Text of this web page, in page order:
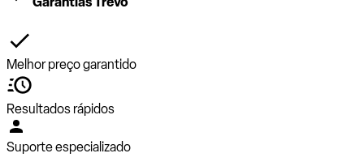
Melhor preço garantido
Resultados rápidos
Suporte especializado